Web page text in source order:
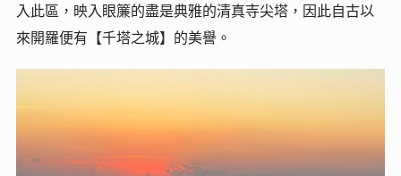
入此區，映入眼簾的盡是典雅的清真寺尖塔，因此自古以
來開羅便有【千塔之城】的美譽。